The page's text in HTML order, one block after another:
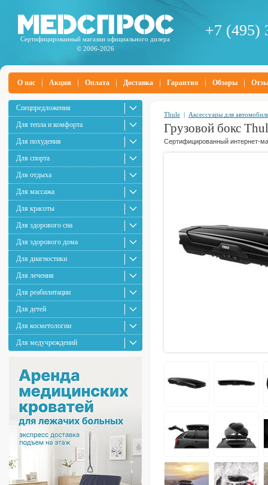
Сертифицированный магазин официального дилера
© 2006-2026
+7 (495)
О нас Акции Оплата Доставка Гарантия Обзоры
Спецпредложения
Для тепла и комфорта
Для похудения
Для спорта
Для отдыха
Для массажа
Для красоты
Для здорового сна
Для здорового дома
Для диагностики
Для лечения
Для реабилитации
Для детей
Для косметологии
Для медучреждений
Thule | Аксессуары для
Грузовой бокс
Сертифицированный интернет-